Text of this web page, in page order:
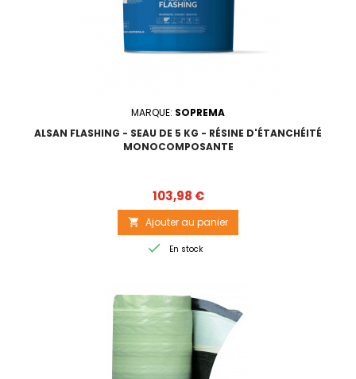
MARQUE: SOPREMA
ALSAN FLASHING - SEAU DE 5 KG - RÉSINE D'ÉTANCHÉITÉ
MONOCOMPOSANTE
Prix
103,98 €
 Ajouter au panier
 En stock